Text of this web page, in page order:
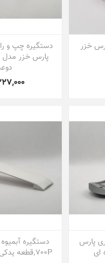
خزر
دستگیره چپ و
پارس خزر مدل
227,000
پارس
ای
دستگیره
700P,قطعه یدکی اصلی و اورجینال